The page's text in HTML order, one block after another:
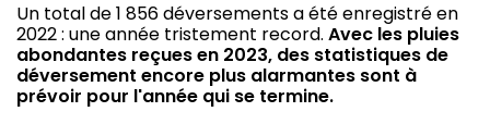
Un total de 1 856 déversements a été enregistré en
2022 : une année tristement record. Avec les pluies
abondantes reçues en 2023, des statistiques de
déversement encore plus alarmantes sont à
prévoir pour l'année qui se termine.